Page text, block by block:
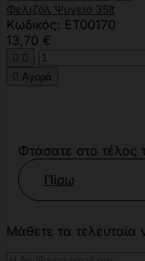
Φελιζόλ Ψυγείο 35lt
Κωδικός: ET00170
13,70 €
 
 Αγορά
Φτάσατε στο τέλος
Πίσω
Μάθετε τα τελευταία